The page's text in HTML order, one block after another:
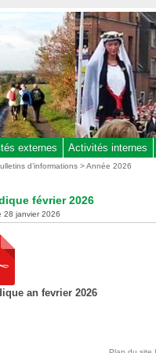
externes Activités internes
d’informations >Année 2026
février 2026
28 janvier 2026
an fevrier 2026